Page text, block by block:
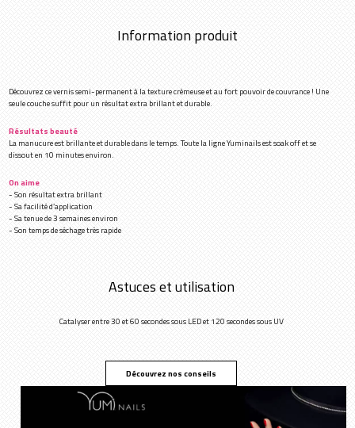
Information produit
Découvrez ce vernis semi-permanent à la texture crémeuse et au fort pouvoir de couvrance ! Une
seule couche suffit pour un résultat extra brillant et durable.
Résultats beauté
La manucure est brillante et durable dans le temps. Toute la ligne Yuminails est soak off et se
dissout en 10 minutes environ.
On aime
- Son résultat extra brillant
- Sa facilité d’application
- Sa tenue de 3 semaines environ
- Son temps de séchage très rapide
Astuces et utilisation
Catalyser entre 30 et 60 secondes sous LED et 120 secondes sous UV
Découvrez nos conseils